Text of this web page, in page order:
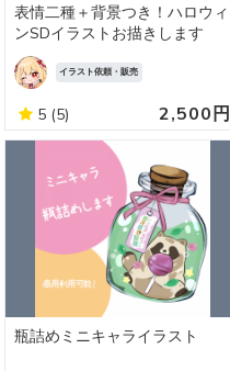
表情二種＋背景つき！ハロウィ
ンSDイラストお描きします
イラスト依頼・販売
5 (5) 2,500円
瓶詰めミニキャライラスト